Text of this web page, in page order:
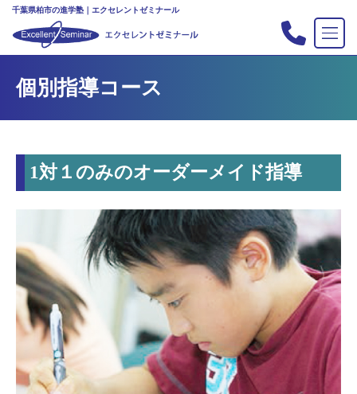
千葉県柏市の進学塾｜エクセレントゼミナール
塾の紹介
合格実績
入会案内
新・主宰のブログ
私立中高リンク集
プライバシーポリシー
お問い合わせ
個別指導コース
1対１のみのオーダーメイド指導